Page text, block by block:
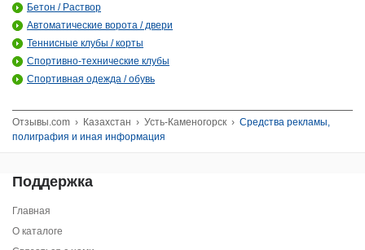
Бетон / Раствор
Автоматические ворота / двери
Теннисные клубы / корты
Спортивно-технические клубы
Спортивная одежда / обувь
Отзывы.com › Казахстан › Усть-Каменогорск › Средства рекламы,
полиграфия и иная информация
Поддержка
Главная
О каталоге